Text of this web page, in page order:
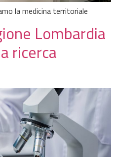
la medicina territoriale
Lombardia
ricerca